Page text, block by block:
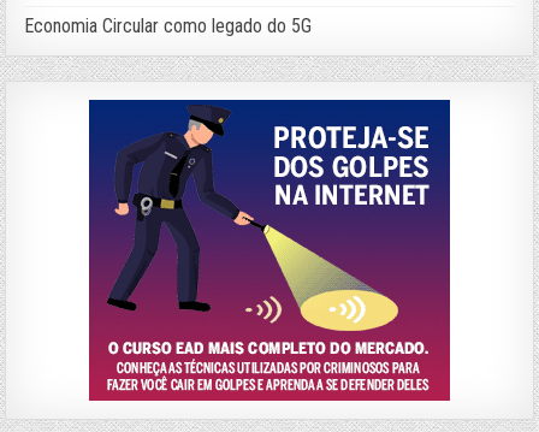
Economia Circular como legado do 5G